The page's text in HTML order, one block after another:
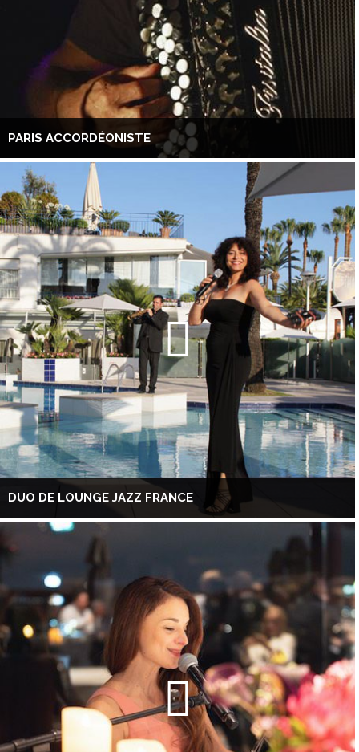
PARIS ACCORDÉONISTE
DUO DE LOUNGE JAZZ FRANCE